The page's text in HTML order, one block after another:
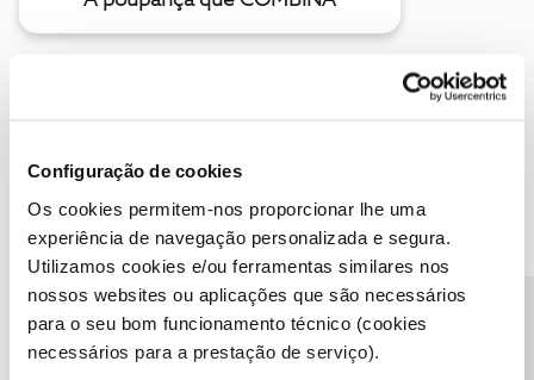
Configuração de cookies
Os cookies permitem-nos proporcionar lhe uma
experiência de navegação personalizada e segura.
Utilizamos cookies e/ou ferramentas similares nos
nossos websites ou aplicações que são necessários
para o seu bom funcionamento técnico (cookies
necessários para a prestação de serviço).
Descubra as novidades de julho